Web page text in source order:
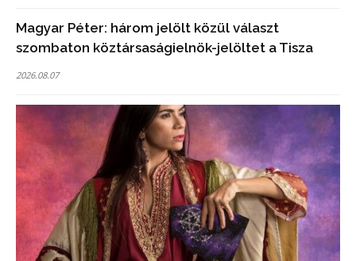
Magyar Péter: három jelölt közül választ
szombaton köztársaságielnök-jelöltet a Tisza
2026.08.07